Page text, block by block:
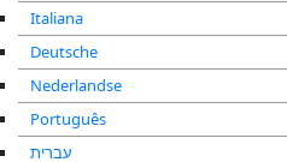
Italiana
Deutsche
Nederlandse
Português
עברית